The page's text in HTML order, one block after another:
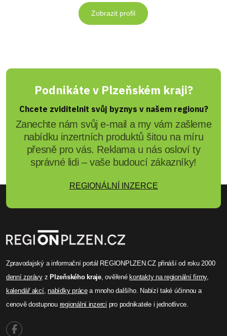
Zobrazit profil
Podnikáte v Plzeňském kraji?
Chcete zviditelnit svůj byznys v našem regionu?
Zanechte nám svůj e-mail a my vám zašleme
nabídku inzertních produktů šitou na míru
přesně pro vás. Reklama u nás osloví ty
správné lidi – vaše budoucí zákazníky!
REGIONÁLNÍ INZERCE
Zpravodajský a informační portál REGIONPLZEN.CZ přináší od roku 2000
denní zprávyz Plzeňského kraje, ověřené kontakty na regionální firmy,
kalendář akcí,nabídky prácea mnoho dalšího. Nabízí také účinnou a
cenově dostupnou regionální inzerci pro podnikatele i jednotlivce.